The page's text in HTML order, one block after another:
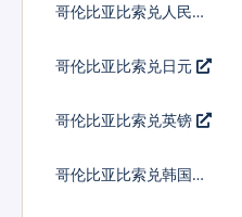
哥伦比亚比索兑人民币
哥伦比亚比索兑日元
哥伦比亚比索兑英镑
哥伦比亚比索兑韩国元